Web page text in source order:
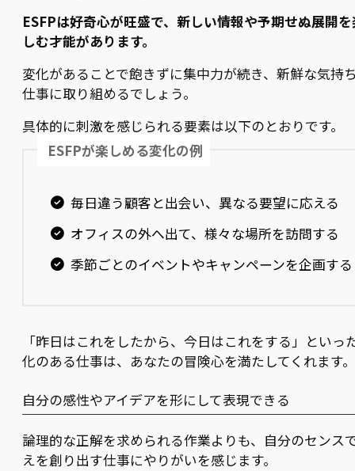
ESFPは好奇心が旺盛で、新しい情報や予期せぬ展開
しむ才能があります。
変化があることで飽きずに集中力が続き、新鮮な気持
仕事に取り組めるでしょう。
具体的に刺激を感じられる要素は以下のとおりです。
ESFPが楽しめる変化の例
毎日違う顧客と出会い、異なる要望に応える
オフィスの外へ出て、様々な場所を訪問する
季節ごとのイベントやキャンペーンを企画する
「昨日はこれをしたから、今日はこれをする」といっ
化のある仕事は、あなたの冒険心を満たしてくれます。
自分の感性やアイデアを形にして表現できる
論理的な正解を求められる作業よりも、自分のセンス
えを創り出す仕事にやりがいを感じます。